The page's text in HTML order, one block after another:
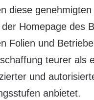
diese
Homepage des
Folien und
teurer als
und
anbietet.